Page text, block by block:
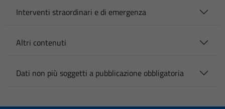
Interventi straordinari e di emergenza
Altri contenuti
Dati non più soggetti a pubblicazione obbligatoria